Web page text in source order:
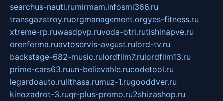
searchus-nauti.rumirmam.infosmi366.ru
transgazstroy.ruorgmanagement.orgyes-fitness.ru
xtreme-rp.ruwasdpvp.ruvoda-otri.rutishinapve.ru
orenferma.ruavtoservis-avgust.rulord-tv.ru
backstage-682-music.rulordfilm7.rulordfilm13.ru
prime-cars63.ruun-believable.rucodetool.ru
legardoauto.rulithasa.rumuz-1.rugooddver.ru
kinozadrot-3.ruqr-plus-promo.ru2shizashop.ru